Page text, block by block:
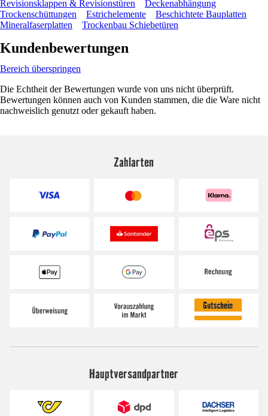
Revisionsklappen & Revisionstüren
Deckenabhängung
Trockenschüttungen
Estrichelemente
Beschichtete Bauplatten
Mineralfaserplatten
Trockenbau Schiebetüren
Kundenbewertungen
Bereich überspringen
Die Echtheit der Bewertungen wurde von uns nicht überprüft.
Bewertungen können auch von Kunden stammen, die die Ware nicht
nachweislich genutzt oder gekauft haben.
Zahlarten
Hauptversandpartner